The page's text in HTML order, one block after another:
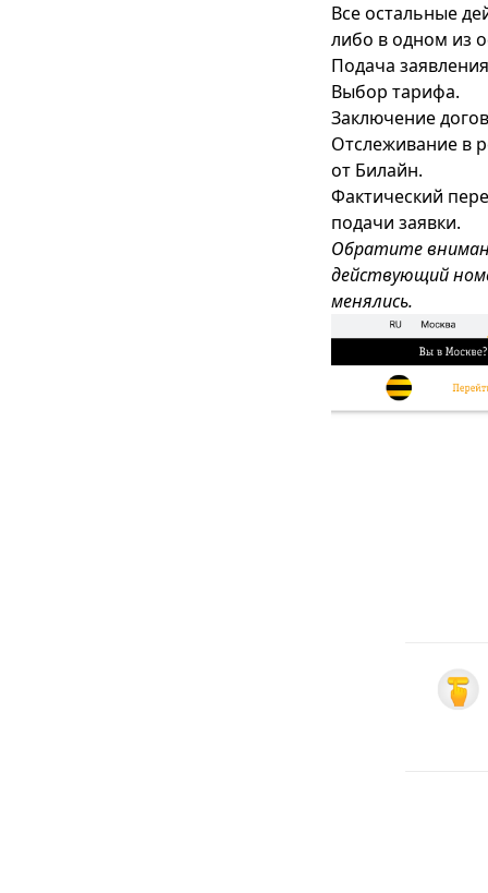
Все остальные
либо в одном из
Подача
Выбор тарифа.
Заключение
Отслеживание в
от Билайн.
Фактический
подачи заявки.
Обратите
действующий
менялись.